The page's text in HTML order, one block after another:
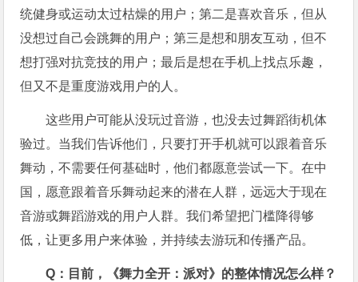
统健身或运动太过枯燥的用户；第二是喜欢音乐，但从
没想过自己会跳舞的用户；第三是想和朋友互动，但不
想打强对抗竞技的用户；最后是想在手机上找点乐趣，
但又不是重度游戏用户的人。
这些用户可能从没玩过音游，也没去过舞蹈街机体
验过。当我们告诉他们，只要打开手机就可以跟着音乐
舞动，不需要任何基础时，他们都愿意尝试一下。在中
国，愿意跟着音乐舞动起来的潜在人群，远远大于现在
音游或舞蹈游戏的用户人群。我们希望把门槛降得够
低，让更多用户来体验，并持续去游玩和传播产品。
Q：目前，《舞力全开：派对》的整体情况怎么样？